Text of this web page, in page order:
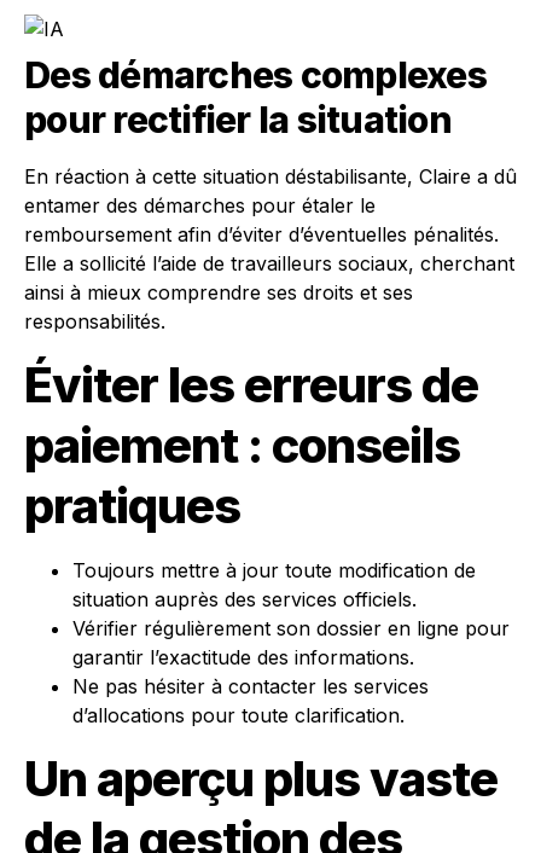
Des démarches complexes
pour rectifier la situation
En réaction à cette situation déstabilisante, Claire a dû
entamer des démarches pour étaler le
remboursement afin d’éviter d’éventuelles pénalités.
Elle a sollicité l’aide de travailleurs sociaux, cherchant
ainsi à mieux comprendre ses droits et ses
responsabilités.
Éviter les erreurs de
paiement : conseils
pratiques
Toujours mettre à jour toute modification de
situation auprès des services officiels.
Vérifier régulièrement son dossier en ligne pour
garantir l’exactitude des informations.
Ne pas hésiter à contacter les services
d’allocations pour toute clarification.
Un aperçu plus vaste
de la gestion des